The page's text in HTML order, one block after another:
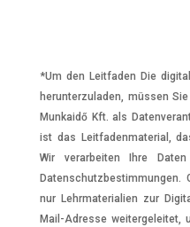
*Um den Leitfaden Die
herunterzuladen, müssen
Munkaidő Kft. als
ist das Leitfadenmaterial,
Wir verarbeiten Ihre
Datenschutzbestimmungen.
nur Lehrmaterialien zur
Mail-Adresse weitergeleitet,